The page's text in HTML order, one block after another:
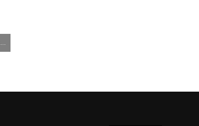
高层办公楼建筑标准防火要求你达到了吗？